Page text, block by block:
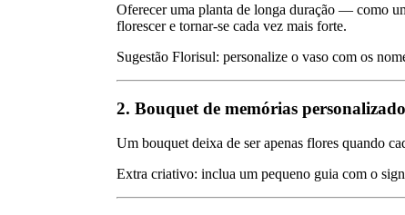
Oferecer uma planta de longa duração — como
florescer e tornar-se cada vez mais forte.
Sugestão Florisul: personalize o vaso com os
2. Bouquet de memórias personalizado
Um bouquet deixa de ser apenas flores quando
Extra criativo: inclua um pequeno guia com o